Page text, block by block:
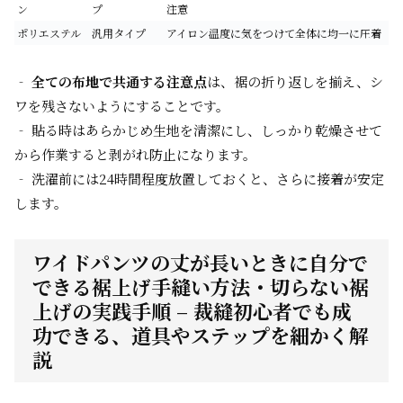
ン
プ
注意
ポリエステル
汎用タイプ アイロン温度に気をつけて全体に均一に圧着
‐ 全ての布地で共通する注意点は、裾の折り返しを揃え、シ
ワを残さないようにすることです。
‐ 貼る時はあらかじめ生地を清潔にし、しっかり乾燥させて
から作業すると剥がれ防止になります。
‐ 洗濯前には24時間程度放置しておくと、さらに接着が安定
します。
ワイドパンツの丈が長いときに自分で
できる裾上げ手縫い方法・切らない裾
上げの実践手順 – 裁縫初心者でも成
功できる、道具やステップを細かく解
説